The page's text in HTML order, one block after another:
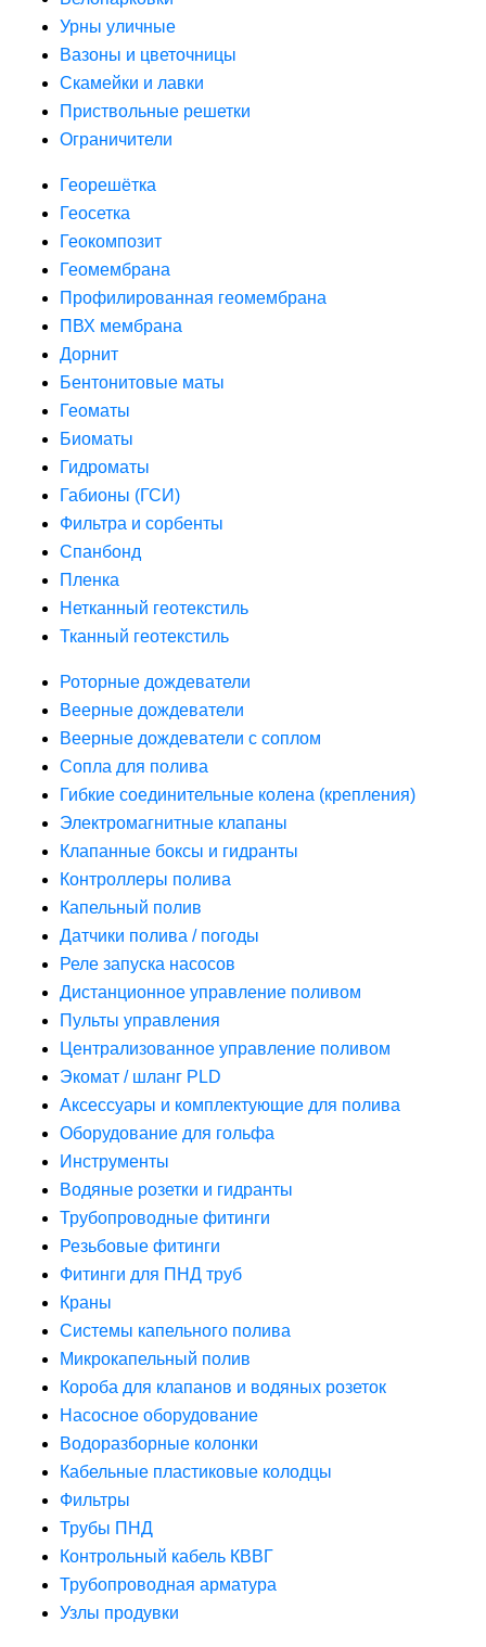
Урны уличные
Вазоны и цветочницы
Скамейки и лавки
Приствольные решетки
Ограничители
Георешётка
Геосетка
Геокомпозит
Геомембрана
Профилированная геомембрана
ПВХ мембрана
Дорнит
Бентонитовые маты
Геоматы
Биоматы
Гидроматы
Габионы (ГСИ)
Фильтра и сорбенты
Спанбонд
Пленка
Нетканный геотекстиль
Тканный геотекстиль
Роторные дождеватели
Веерные дождеватели
Веерные дождеватели с соплом
Сопла для полива
Гибкие соединительные колена (крепления)
Электромагнитные клапаны
Клапанные боксы и гидранты
Контроллеры полива
Капельный полив
Датчики полива / погоды
Реле запуска насосов
Дистанционное управление поливом
Пульты управления
Централизованное управление поливом
Экомат / шланг PLD
Аксессуары и комплектующие для полива
Оборудование для гольфа
Инструменты
Водяные розетки и гидранты
Трубопроводные фитинги
Резьбовые фитинги
Фитинги для ПНД труб
Краны
Системы капельного полива
Микрокапельный полив
Короба для клапанов и водяных розеток
Насосное оборудование
Водоразборные колонки
Кабельные пластиковые колодцы
Фильтры
Трубы ПНД
Контрольный кабель КВВГ
Трубопроводная арматура
Узлы продувки